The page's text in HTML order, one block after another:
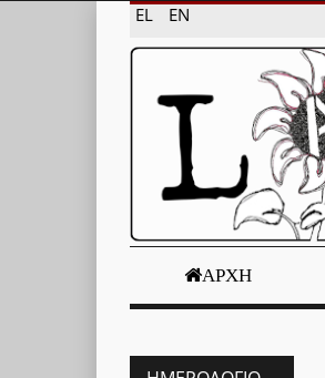
EL EN
ΑΡΧΉ